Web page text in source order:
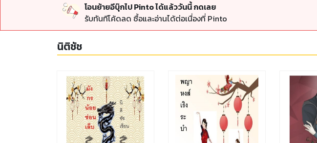
โอนย้ายอีบุ๊กไป Pinto ได้แล้ววันนี้ กดเลย
รับทันทีโค้ดลด ซื้อและอ่านได้ต่อเนื่องที่ Pinto
นิติชัช